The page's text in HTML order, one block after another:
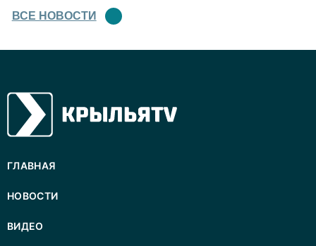
ВСЕ НОВОСТИ
ГЛАВНАЯ
НОВОСТИ
ВИДЕО